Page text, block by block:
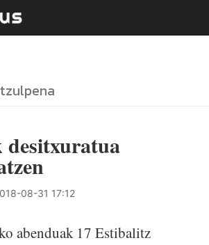
desitxuratua
08-31 17:12
abenduak 17 Estibalitz